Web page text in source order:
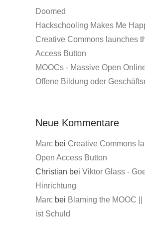
Doomed
Hackschooling Makes Me
Creative Commons launches
Access Button
MOOCs - Massive Open
Offene Bildung oder
Neue Kommentare
Marc bei Creative Commons
Open Access Button
Christian bei Viktor Glass -
Hinrichtung
Marc bei Blaming the MOOC ||
ist Schuld